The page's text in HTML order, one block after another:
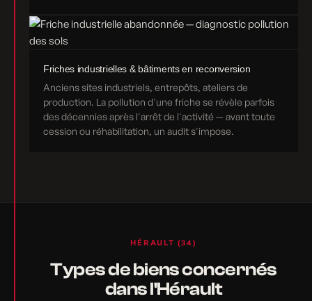
Friches industrielles & bâtiments en reconversion
Anciens sites industriels, entrepôts, ateliers de
production. La pollution d'une friche se révèle parfois
des décennies après l'arrêt de l'activité — avant toute
cession ou réhabilitation, un audit s'impose.
HÉRAULT (34)
Types de biens concernés
dans l'Hérault